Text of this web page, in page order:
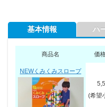
基本情報
商品名 価
NEWくみくみスロープ
(希望
ハ